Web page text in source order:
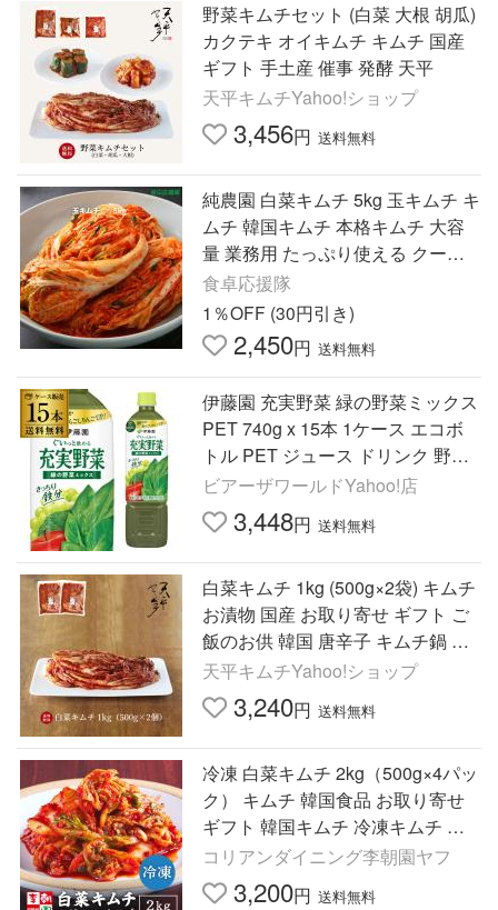
野菜キムチセット (白菜 大根 胡瓜)
カクテキ オイキムチ キムチ 国産
ギフト 手土産 催事 発酵 天平
天平キムチYahoo!ショップ
3,456円 送料無料
純農園 白菜キムチ 5kg 玉キムチ キ
ムチ 韓国キムチ 本格キムチ 大容
量 業務用 たっぷり使える クール
便
食卓応援隊
1％OFF (30円引き)
2,450円 送料無料
伊藤園 充実野菜 緑の野菜ミックス
PET 740g x 15本 1ケース エコボ
トル PET ジュース ドリンク 野菜
野菜ジュース GLY
ビアーザワールドYahoo!店
3,448円 送料無料
白菜キムチ 1kg (500g×2袋) キムチ
お漬物 国産 お取り寄せ ギフト ご
飯のお供 韓国 唐辛子 キムチ鍋 株
漬け 手塗り ポギキムチ
天平キムチYahoo!ショップ
3,240円 送料無料
冷凍 白菜キムチ 2kg（500g×4パッ
ク） キムチ 韓国食品 お取り寄せ
ギフト 韓国キムチ 冷凍キムチ 韓
国 李朝園キムチ ご飯のお供 李朝
園
コリアンダイニング李朝園ヤフ
3,200円 送料無料